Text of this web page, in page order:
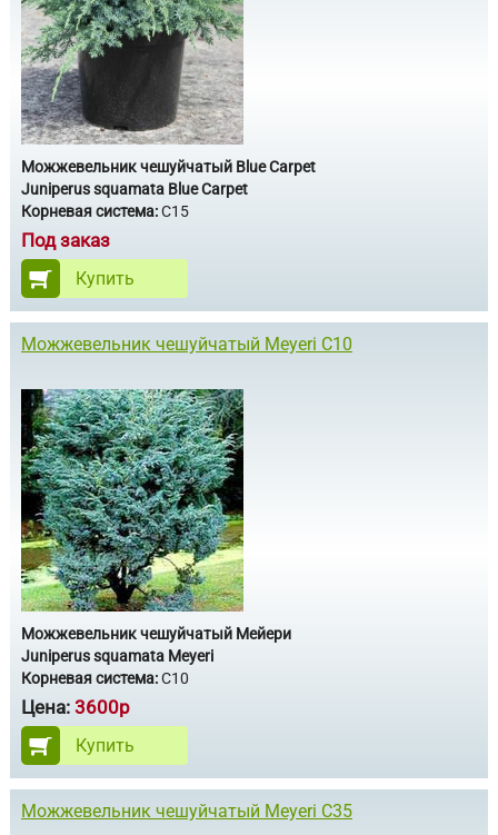
Можжевельник чешуйчатый Blue Carpet
Juniperus squamata Blue Carpet
Корневая система:С15
Под заказ
Купить
Можжевельник чешуйчатый Meyeri С10
Можжевельник чешуйчатый Мейери
Juniperus squamata Meyeri
Корневая система:С10
Цена: 3600р
Купить
Можжевельник чешуйчатый Meyeri С35